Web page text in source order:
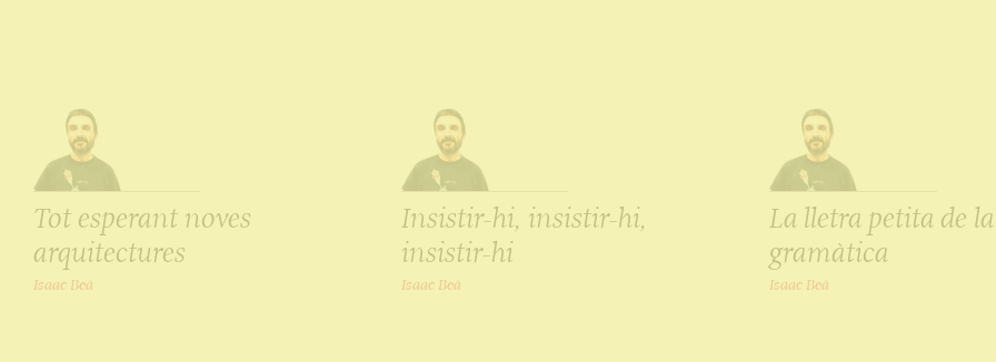
Tot esperant noves
arquitectures
Isaac Beà
Insistir-hi, insistir-hi,
insistir-hi
Isaac Beà
La lletra petita de la
gramàtica
Isaac Beà